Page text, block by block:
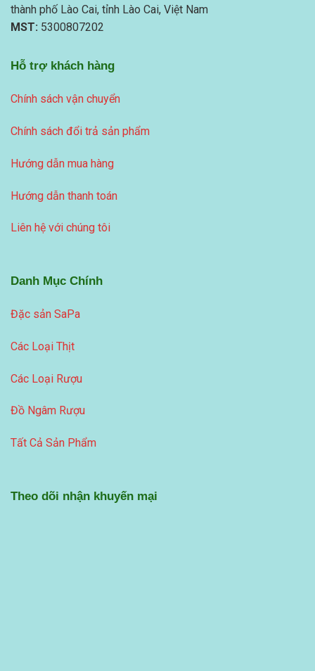
thành phố Lào Cai, tỉnh Lào Cai, Việt Nam
MST: 5300807202
Hỗ trợ khách hàng
Chính sách vận chuyển
Chính sách đổi trả sản phẩm
Hướng dẫn mua hàng
Hướng dẫn thanh toán
Liên hệ với chúng tôi
Danh Mục Chính
Đặc sản SaPa
Các Loại Thịt
Các Loại Rượu
Đồ Ngâm Rượu
Tất Cả Sản Phẩm
Theo dõi nhận khuyến mại